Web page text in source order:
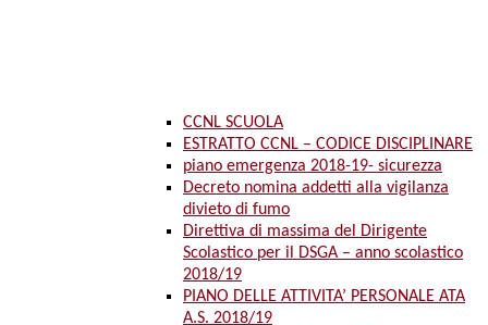
CCNL SCUOLA
ESTRATTO CCNL – CODICE DISCIPLINARE
piano emergenza 2018-19- sicurezza
Decreto nomina addetti alla vigilanza
divieto di fumo
Direttiva di massima del Dirigente
Scolastico per il DSGA – anno scolastico
2018/19
PIANO DELLE ATTIVITA’ PERSONALE ATA
A.S. 2018/19